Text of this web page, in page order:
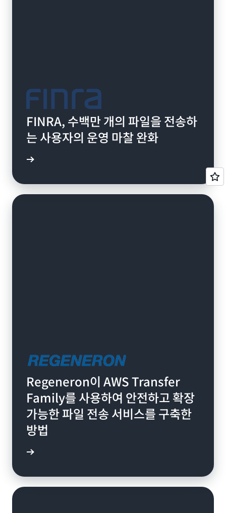
FINRA, 수백만 개의 파일을 전송하
는 사용자의 운영 마찰 완화
Regeneron이 AWS Transfer
Family를 사용하여 안전하고 확장
가능한 파일 전송 서비스를 구축한
방법